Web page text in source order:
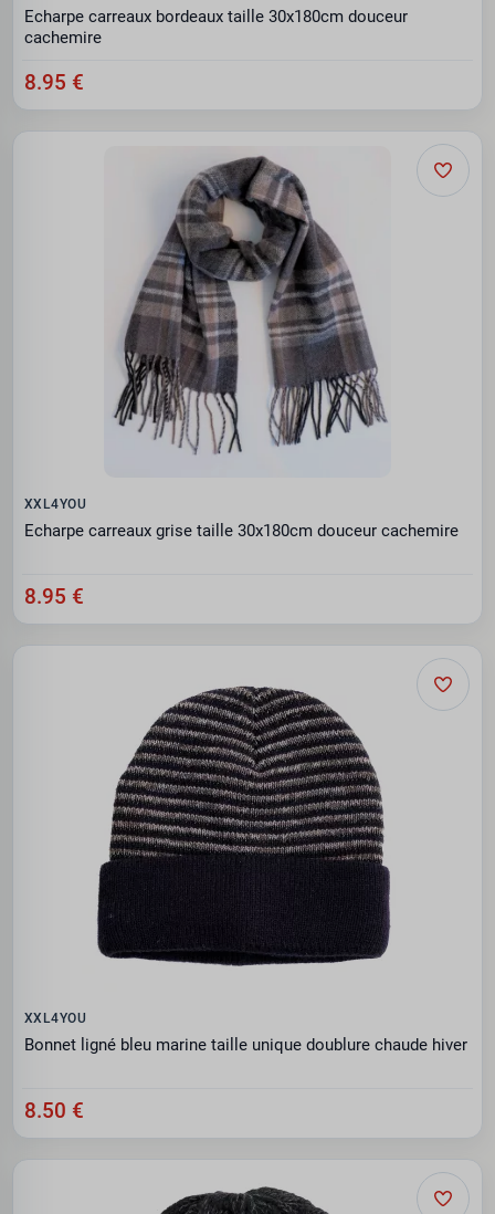
Echarpe carreaux bordeaux taille 30x180cm douceur
cachemire
8.95 €
XXL4YOU
Echarpe carreaux grise taille 30x180cm douceur cachemire
8.95 €
XXL4YOU
Bonnet ligné bleu marine taille unique doublure chaude hiver
8.50 €